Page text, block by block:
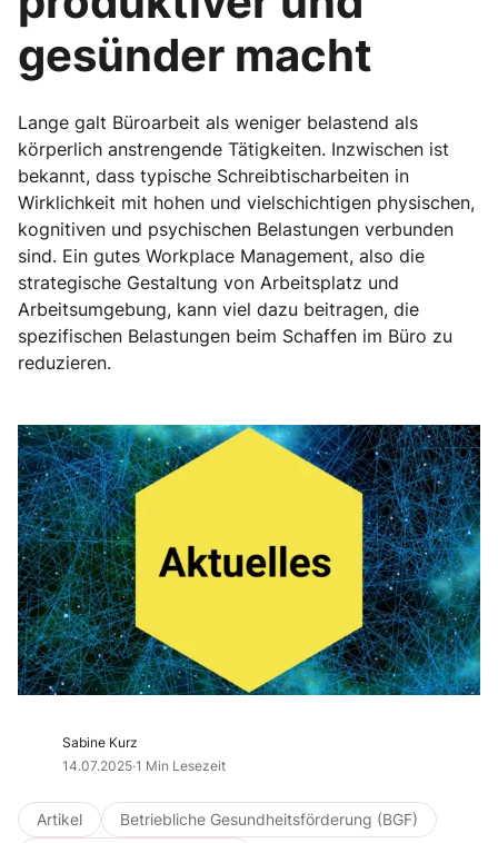
gesünder macht
Lange galt Büroarbeit als weniger belastend als
körperlich anstrengende Tätigkeiten. Inzwischen ist
bekannt, dass typische Schreibtischarbeiten in
Wirklichkeit mit hohen und vielschichtigen physischen,
kognitiven und psychischen Belastungen verbunden
sind. Ein gutes Workplace Management, also die
strategische Gestaltung von Arbeitsplatz und
Arbeitsumgebung, kann viel dazu beitragen, die
spezifischen Belastungen beim Schaffen im Büro zu
reduzieren.
Sabine Kurz
14.07.2025·1 Min Lesezeit
Artikel
Betriebliche Gesundheitsförderung (BGF)